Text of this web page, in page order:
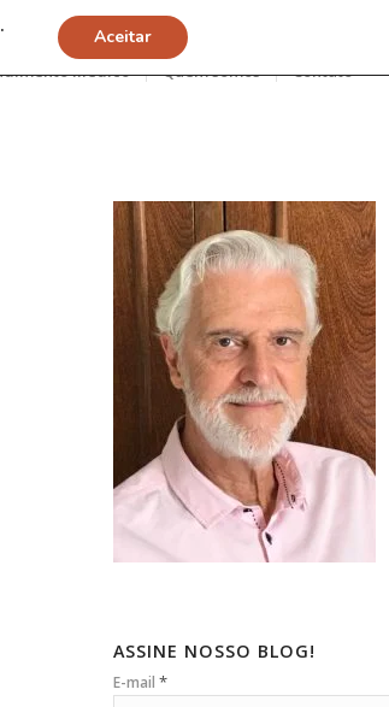
Médico Quem somos Contato
ASSINE NOSSO BLOG!
E-mail*
Aceitar